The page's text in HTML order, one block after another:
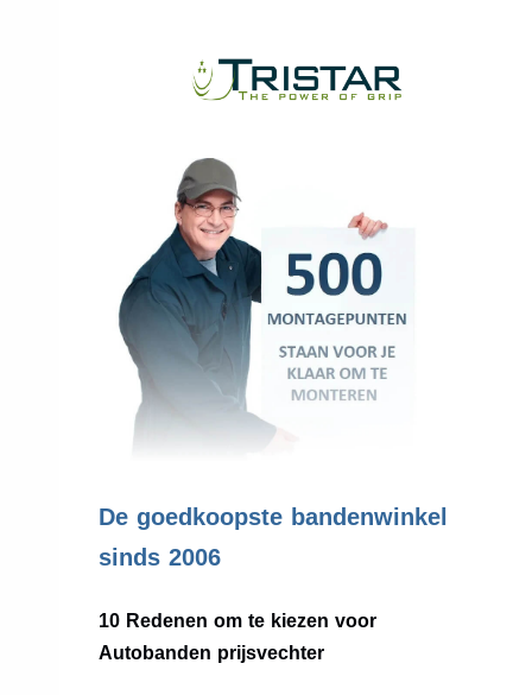
De goedkoopste bandenwinkel
sinds 2006
10 Redenen om te kiezen voor
Autobanden prijsvechter